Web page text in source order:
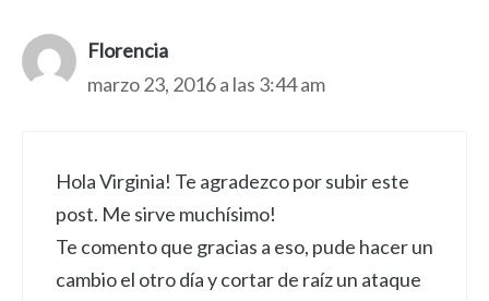
Florencia
marzo 23, 2016 a las 3:44 am
Hola Virginia! Te agradezco por subir este
post. Me sirve muchísimo!
Te comento que gracias a eso, pude hacer un
cambio el otro día y cortar de raíz un ataque